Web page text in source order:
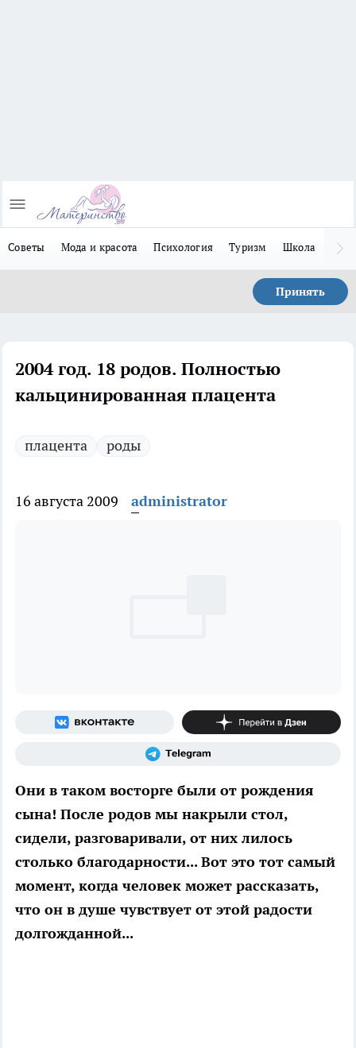
Советы Мода и красота Психология Туризм Школа
Принять
2004 год. 18 родов. Полностью
кальцинированная плацента
плацента роды
16 августа 2009 administrator
Они в таком восторге были от рождения
сына! После родов мы накрыли стол,
сидели, разговаривали, от них лилось
столько благодарности... Вот это тот самый
момент, когда человек может рассказать,
что он в душе чувствует от этой радости
долгожданной...